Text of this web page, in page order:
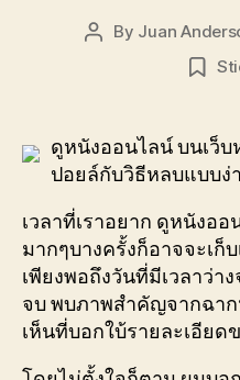
Post
By Juan
ดูหนังออนไลน์ บนเว็
ปอยล์กับวิธีหลบแบบ
เวลาที่เราอยาก ดูหนังออ
มากๆบางครั้งก็อาจจะเก็
เพียงพอถึงวันที่มีเวลาว่
จบ พบภาพสำคัญจากฉา
เห็นที่บอกใบ้รายละเอียด